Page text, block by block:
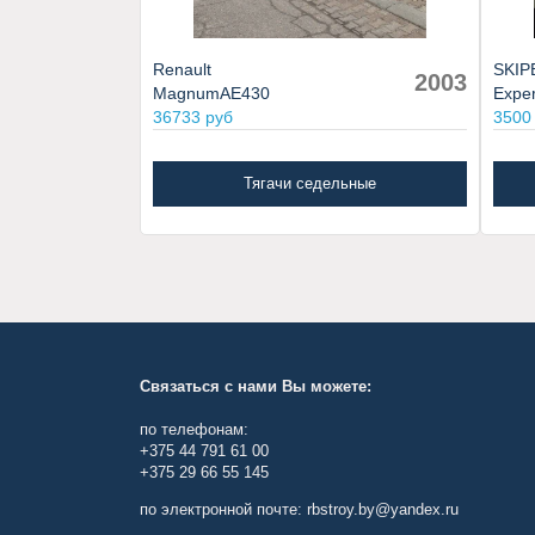
Renault
MagnumAE430
36733 руб
2003
Тягачи седельные
3500
Связаться с нами Вы можете:
по телефонам:
+375 44 791 61 00
+375 29 66 55 145
по электронной почте: rbstroy.by@yandex.ru